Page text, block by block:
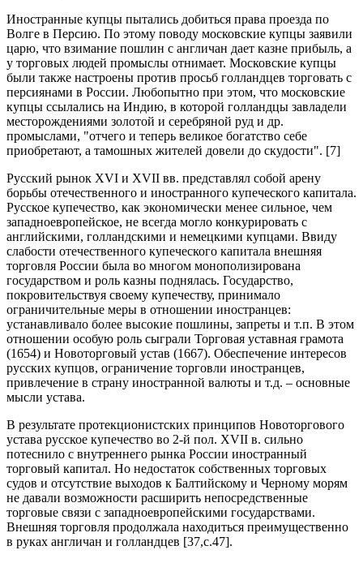
Иностранные купцы пытались добиться права проезда по
Волге в Персию. По этому поводу московские купцы заявили
царю, что взимание пошлин с англичан дает казне прибыль, а
у торговых людей промыслы отнимает. Московские купцы
были также настроены против просьб голландцев торговать с
персиянами в России. Любопытно при этом, что московские
купцы ссылались на Индию, в которой голландцы завладели
месторождениями золотой и серебряной руд и др.
промыслами, "отчего и теперь великое богатство себе
приобретают, а тамошных жителей довели до скудости". [7]
Русский рынок XVI и XVII вв. представлял собой арену
борьбы отечественного и иностранного купеческого капитала.
Русское купечество, как экономически менее сильное, чем
западноевропейское, не всегда могло конкурировать с
английскими, голландскими и немецкими купцами. Ввиду
слабости отечественного купеческого капитала внешняя
торговля России была во многом монополизирована
государством и роль казны поднялась. Государство,
покровительствуя своему купечеству, принимало
ограничительные меры в отношении иностранцев:
устанавливало более высокие пошлины, запреты и т.п. В этом
отношении особую роль сыграли Торговая уставная грамота
(1654) и Новоторговый устав (1667). Обеспечение интересов
русских купцов, ограничение торговли иностранцев,
привлечение в страну иностранной валюты и т.д. – основные
мысли устава.
В результате протекционистских принципов Новоторгового
устава русское купечество во 2‑й пол. XVII в. сильно
потеснило с внутреннего рынка России иностранный
торговый капитал. Но недостаток собственных торговых
судов и отсутствие выходов к Балтийскому и Черному морям
не давали возможности расширить непосредственные
торговые связи с западноевропейскими государствами.
Внешняя торговля продолжала находиться преимущественно
в руках англичан и голландцев [37,c.47].